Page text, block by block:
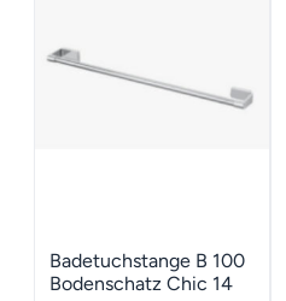
Badetuchstange B 100
Bodenschatz Chic 14